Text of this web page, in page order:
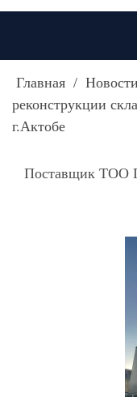
Главная / Новости
реконструкции
г.Актобе
Поставщик ТОО